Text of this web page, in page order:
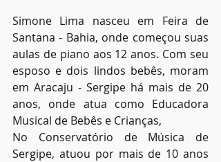
Simone Lima nasceu em Feira de
Santana - Bahia, onde começou suas
aulas de piano aos 12 anos. Com seu
esposo e dois lindos bebês, moram
em Aracaju - Sergipe há mais de 20
anos, onde atua como Educadora
Musical de Bebês e Crianças,
No Conservatório de Música de
Sergipe, atuou por mais de 10 anos